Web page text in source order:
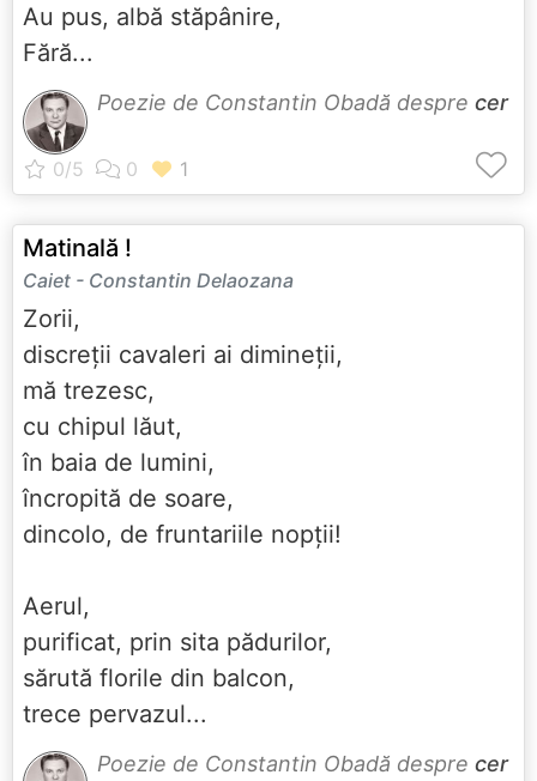
Au pus, albă stăpânire,
Fără...
Poezie de Constantin Obadă despre cer
Matinală !
Caiet - Constantin Delaozana
Zorii,
discreții cavaleri ai dimineții,
mă trezesc,
cu chipul lăut,
în baia de lumini,
încropită de soare,
dincolo, de fruntariile nopții!
Aerul,
purificat, prin sita pădurilor,
sărută florile din balcon,
trece pervazul...
Poezie de Constantin Obadă despre cer